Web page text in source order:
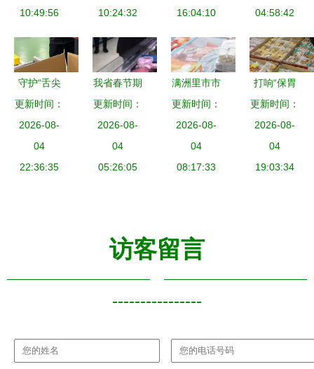
技术开发
10:49:56
务区食品安
10:24:32
16:04:10
管理，筑牢
线
04:58:42
守护“舌尖
安全” 资溪
县市场监管
局开展食品
生产安全检
更新时间：
2026-08-
04
22:36:35
我省春节期
间食品药品
安全总体平
稳，食品技
术开发助力
更新时间：
2026-08-
04
05:26:05
满洲里市市
场监管局开
展专项督
查，保障食
品生产经营
更新时间：
2026-08-
04
08:17:33
打响“保胃
战”，筑牢
安全防线
——市场监
管局开展中
更新时间：
2026-08-
04
19:03:34
访客留言
----------------